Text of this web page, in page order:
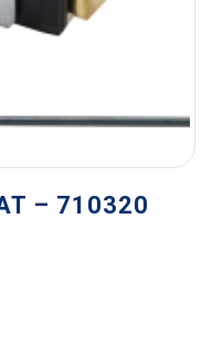
– 710320